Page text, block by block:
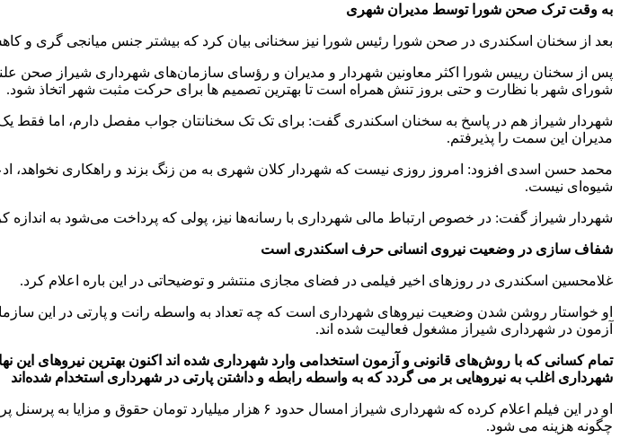
به وقت ترک صحن شورا توسط مدیران شهری
بعد از سخنان اسکندری در صحن شورا رئیس شورا نیز سخنانی بیان کرد که بیشتر جنس میانجی گری و
پس از سخنان رییس شورا اکثر معاونین شهردار و مدیران و رؤسای سازمان‌های شهرداری شیراز صحن
شورای شهر با نظارت و حتی بروز تنش همراه است تا بهترین تصمیم ها برای حرکت مثبت شهر اتخاذ شود.
شهردار شیراز هم در پاسخ به سخنان اسکندری گفت: برای تک تک سخنانتان جواب مفصل دارم، اما فقط
مدیران این سمت را پذیرفتم.
محمد حسن اسدی افزود: امروز روزی نیست که شهردار کلان شهری به من زنگ بزند و راهکاری نخواهد،
شیوه‌ای نیست.
شهردار شیراز گفت: در خصوص ارتباط مالی شهرداری با رسانه‌ها نیز، پولی که پرداخت می‌شود به
شفاف سازی در وضعیت نیروی انسانی حرف اسکندری است
غلامحسین اسکندری در روزهای اخیر فیلمی در فضای مجازی منتشر و توضیحاتی در این باره اعلام کرد.
او خواستار روشن شدن وضعیت نیروهای شهرداری است که چه تعداد به واسطه رانت و پارتی در این
آزمون در شهرداری شیراز مشغول فعالیت شده اند.
تمام کسانی که با روش‌های قانونی و آزمون استخدامی وارد شهرداری شده اند اکنون بهترین نیروهای
شهرداری اغلب به نیروهایی بر می گردد که به واسطه رابطه و داشتن پارتی در شهرداری استخدام شده‌اند
او در این فیلم اعلام کرده که شهرداری شیراز امسال حدود ۶
چگونه هزینه می شود.